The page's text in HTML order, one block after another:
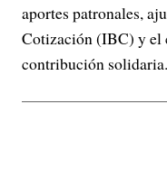
aportes patronales,
Cotización (IBC) y el
contribución solidaria.